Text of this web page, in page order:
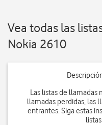
Vea todas las
Nokia 2610
Las listas de
llamadas perdidas, las
entrantes. Siga estas